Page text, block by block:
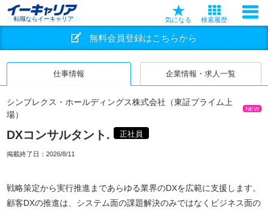
転職ならイーキャリア 気になる 検索履歴
無料会員登録はこちらから
仕事情報 企業情報・求人一覧
シンプレクス・ホールディングス株式会社（東証プライム上
場）
NEW
DXコンサルタント. 正社員
掲載終了日： 2026/8/11
戦略策定から実行推進まであらゆる業界のDXを広範に支援します。
顧客DXの推進は、システム面の課題解決のみではなくビジネス面の